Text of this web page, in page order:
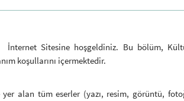
İnternet Sitesine hoşgeldiniz. Bu bölüm,
koşullarını içermektedir.
alan tüm eserler (yazı, resim, görüntü,